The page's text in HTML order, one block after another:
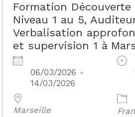
Formation
Niveau 1 au 5,
Verbalisation
et supervision 1 à
06/03/2026 -
14/03/2026
Marseille